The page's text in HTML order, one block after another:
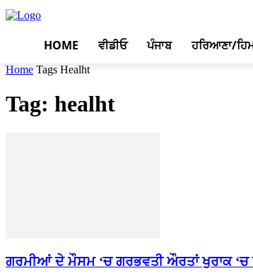
HOME ਵੀਡੀਓ ਪੰਜਾਬ ਹਰਿਆਣਾ/
Home Tags Healht
Tag: healht
ਗਰਮੀਆਂ ਦੇ ਮੌਸਮ ‘ਚ ਗਰਭਵਤੀ ਔਰਤਾਂ ਖੁਰਾਕ ‘ਚ